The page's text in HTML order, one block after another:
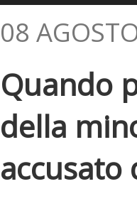
08
Quando
della
accusato